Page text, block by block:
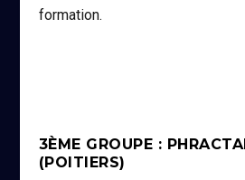
formation.
3ÈME GROUPE :
(POITIERS)